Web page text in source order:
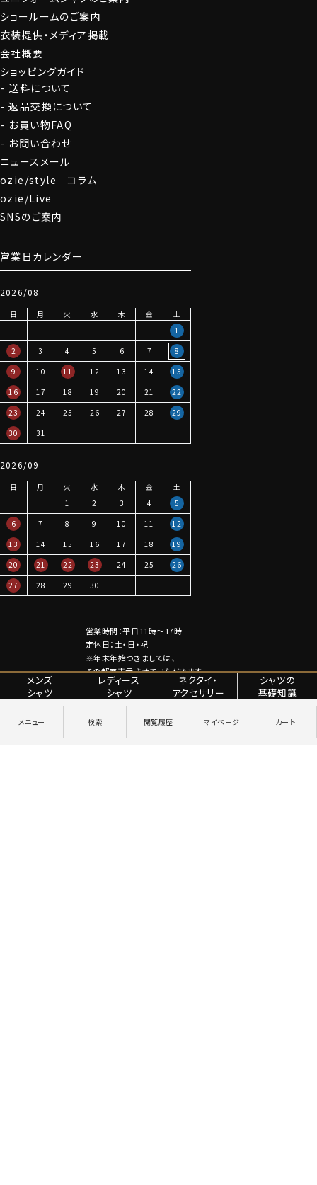
メンズ
シャツ
レディース
シャツ
ネクタイ・
アクセサリー
シャツの
基礎知識
ショールームのご案内
衣装提供・メディア掲載
会社概要
ショッピングガイド
送料について
返品交換について
お買い物FAQ
お問い合わせ
ニュースメール
ozie/style コラム
ozie/Live
SNSのご案内
営業日カレンダー
2026/08
日 月 火 水 木 金
土
1
2
3 4 5 6 7
8
9
10 11 12 13 14
15
16
17 18 19 20 21
22
23
24 25 26 27 28
29
30
31
2026/09
日 月 火 水 木 金
土
1
2 3 4
5
6
7 8 9 10 11
12
13
14 15 16 17 18
19
20
21 22 23 24 25
26
27
28 29 30
営業時間：平日11時～17時
定休日：土・日・祝
※年末年始つきましては、
その都度表示させていただきます。
特定商取引法に関する表記 プライバシーポリシー
Copyright © YANAGIDA ORIMONO CO.LTD. All Rights Reserved.